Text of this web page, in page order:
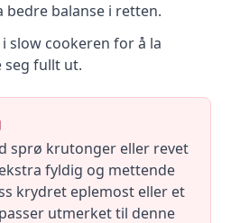
bedre balanse i retten.
slow cookeren for å la
seg fullt ut.
sprø krutonger eller revet
fyldig og mettende
krydret eplemost eller et
utmerket til denne